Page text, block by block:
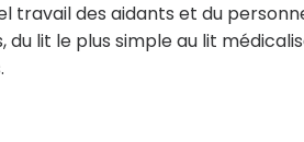
travail des aidants et du
lit le plus simple au lit